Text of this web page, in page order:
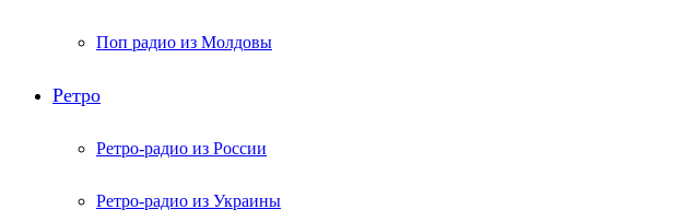
Поп радио из Молдовы
Ретро
Ретро-радио из России
Ретро-радио из Украины